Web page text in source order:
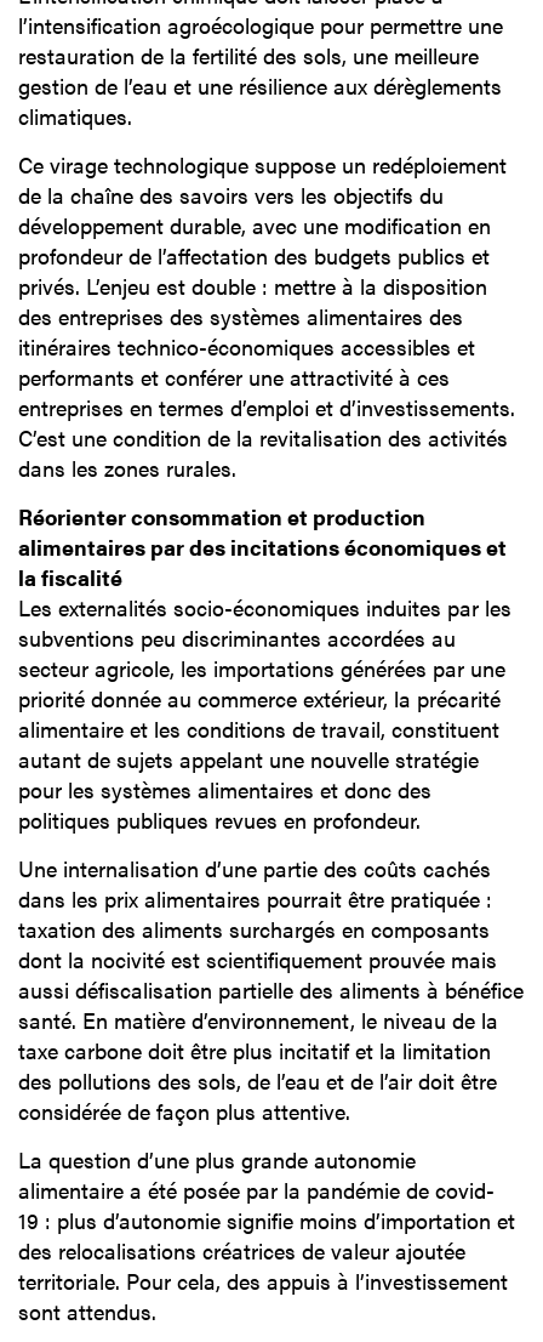
l’intensification agroécologique pour permettre une
restauration de la fertilité des sols, une meilleure
gestion de l’eau et une résilience aux dérèglements
climatiques.
Ce virage technologique suppose un redéploiement
de la chaîne des savoirs vers les objectifs du
développement durable, avec une modification en
profondeur de l’affectation des budgets publics et
privés. L’enjeu est double : mettre à la disposition
des entreprises des systèmes alimentaires des
itinéraires technico-économiques accessibles et
performants et conférer une attractivité à ces
entreprises en termes d’emploi et d’investissements.
C’est une condition de la revitalisation des activités
dans les zones rurales.
Réorienter consommation et production
alimentaires par des incitations économiques et
la fiscalité
Les externalités socio-économiques induites par les
subventions peu discriminantes accordées au
secteur agricole, les importations générées par une
priorité donnée au commerce extérieur, la précarité
alimentaire et les conditions de travail, constituent
autant de sujets appelant une nouvelle stratégie
pour les systèmes alimentaires et donc des
politiques publiques revues en profondeur.
Une internalisation d’une partie des coûts cachés
dans les prix alimentaires pourrait être pratiquée :
taxation des aliments surchargés en composants
dont la nocivité est scientifiquement prouvée mais
aussi défiscalisation partielle des aliments à bénéfice
santé. En matière d’environnement, le niveau de la
taxe carbone doit être plus incitatif et la limitation
des pollutions des sols, de l’eau et de l’air doit être
considérée de façon plus attentive.
La question d’une plus grande autonomie
alimentaire a été posée par la pandémie de covid-
19 : plus d’autonomie signifie moins d’importation et
des relocalisations créatrices de valeur ajoutée
territoriale. Pour cela, des appuis à l’investissement
sont attendus.